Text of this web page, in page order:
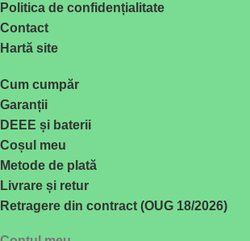
Politica de confidențialitate
Contact
Hartă site
Cum cumpăr
Garanții
DEEE și baterii
Coșul meu
Metode de plată
Livrare și retur
Retragere din contract (OUG 18/2026)